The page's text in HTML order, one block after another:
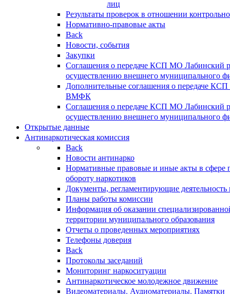
лиц
Результаты проверок в отношении
Нормативно-правовые акты
Back
Новости, события
Закупки
Соглашения о передаче КСП МО Лабинский
осуществлению внешнего муниципального
Дополнительные соглашения о передаче
ВМФК
Соглашения о передаче КСП МО Лабинский
осуществлению внешнего муниципального
Открытые данные
Антинаркотическая комиссия
Back
Новости антинарко
Нормативные правовые и иные акты в сфере
обороту наркотиков
Документы, регламентирующие деятельность
Планы работы комиссии
Информация об оказании
территории муниципального образования
Отчеты о проведенных мероприятиях
Телефоны доверия
Back
Протоколы заседаний
Мониторинг наркоситуации
Антинаркотическое молодежное движение
Видеоматериалы. Аудиоматериалы. Памятки